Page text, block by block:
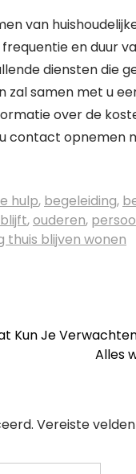
van
en duur
diensten die
zal samen met u
over de
contact
hulp, begeleiding,
,ouderen,
thuis blijven wonen
Kun Je
Alles
Vereiste